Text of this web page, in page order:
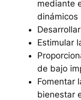
mediante
dinámicos
Estimular
de bajo
Fomentar
bienestar